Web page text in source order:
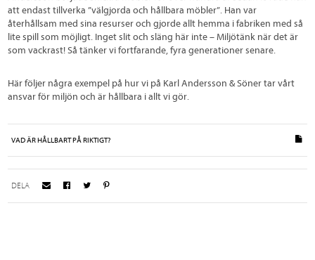
att endast tillverka ”välgjorda och hållbara möbler”. Han var
återhållsam med sina resurser och gjorde allt hemma i fabriken med så
lite spill som möjligt. Inget slit och släng här inte – Miljötänk när det är
som vackrast! Så tänker vi fortfarande, fyra generationer senare.
Här följer några exempel på hur vi på Karl Andersson & Söner tar vårt
ansvar för miljön och är hållbara i allt vi gör.
VAD ÄR HÅLLBART PÅ RIKTIGT?
DELA